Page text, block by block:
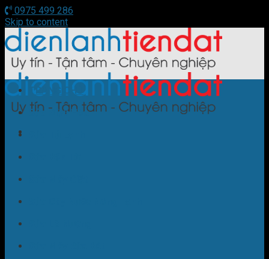
0975 499 286
Skip to content
TRANG CHỦ
Sửa Điều Hòa